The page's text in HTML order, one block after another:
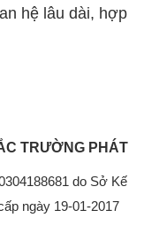
hệ lâu dài, hợp
TRƯỜNG PHÁT
do Sở Kế
ngày 19-01-2017